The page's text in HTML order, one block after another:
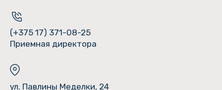
(+375 17) 371-08-25
Приемная директора
ул. Павлины Меделки, 24